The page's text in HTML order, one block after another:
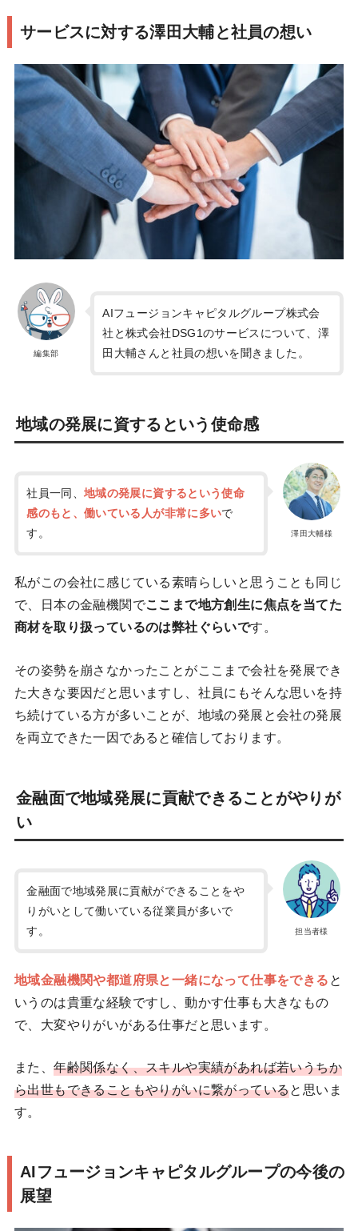
サービスに対する澤田大輔と社員の想い
編集部
AIフュージョンキャピタルグループ株式会
社と株式会社DSG1のサービスについて、澤
田大輔さんと社員の想いを聞きました。
地域の発展に資するという使命感
澤田大輔様
社員一同、地域の発展に資するという使命
感のもと、働いている人が非常に多いで
す。
私がこの会社に感じている素晴らしいと思うことも同じ
で、日本の金融機関でここまで地方創生に焦点を当てた
商材を取り扱っているのは弊社ぐらいです。
その姿勢を崩さなかったことがここまで会社を発展でき
た大きな要因だと思いますし、社員にもそんな思いを持
ち続けている方が多いことが、地域の発展と会社の発展
を両立できた一因であると確信しております。
金融面で地域発展に貢献できることがやりが
い
担当者様
金融面で地域発展に貢献ができることをや
りがいとして働いている従業員が多いで
す。
地域金融機関や都道府県と一緒になって仕事をできる と
いうのは貴重な経験ですし、動かす仕事も大きなもの
で、大変やりがいがある仕事だと思います。
また、年齢関係なく、スキルや実績があれば若いうちか
ら出世もできることもやりがいに繋がっていると思いま
す。
AIフュージョンキャピタルグループの今後の
展望